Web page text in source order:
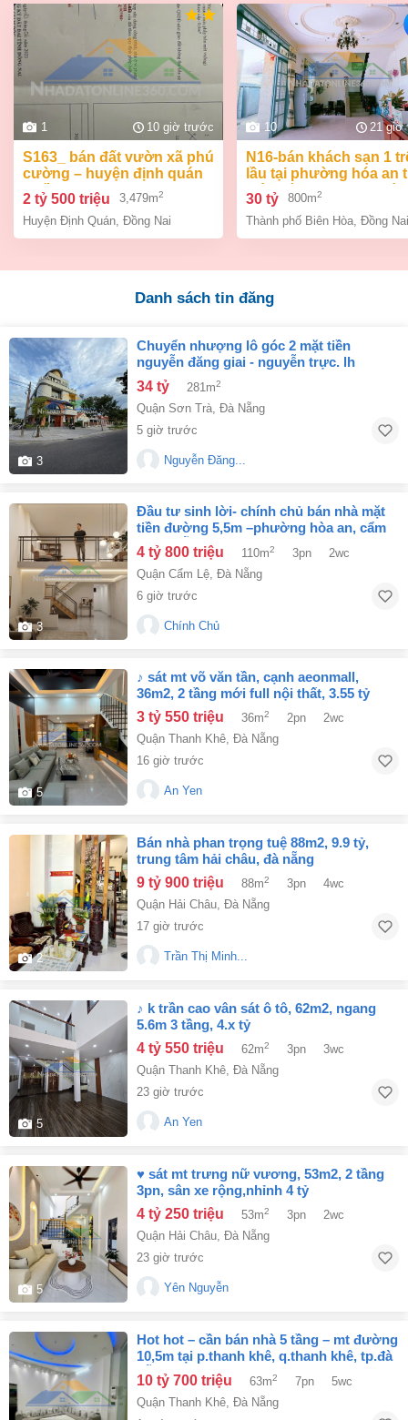
1 10 giờ trước
s163_ bán đất vườn xã phú
cường – huyện định quán
– đồng na
2 tỷ 500 triệu 3,479m2
Huyện Định Quán Đồng Nai
10 21 giờ
n16-bán khách sạn 1 trệt 2
lầu tại phường hóa an
biên hòa dt 800m2 giá
30 tỷ 800m2
Thành phố Biên Hòa Đồng Nai
Danh sách tin đăng
3
chuyển nhượng lô góc 2 mặt tiền
nguyễn đăng giai - nguyễn trực. lh
0905233234
34 tỷ 281m2
Quận Sơn Trà, Đà Nẵng
5 giờ trước
Nguyễn Đăng...
3
đầu tư sinh lời- chính chủ bán nhà mặt
tiền đường 5,5m –phường hòa an, cẩm
lệ, đà nẵng
4 tỷ 800 triệu 110m2 3pn
2wc
Quận Cẩm Lệ, Đà Nẵng
6 giờ trước
Chính Chủ
5
♪ sát mt võ văn tần, cạnh aeonmall,
36m2, 2 tầng mới full nội thất, 3.55 tỷ
3 tỷ 550 triệu 36m2 2pn
2wc
Quận Thanh Khê Đà Nẵng
16 giờ trước
An Yen
2
bán nhà phan trọng tuệ 88m2, 9.9 tỷ,
trung tâm hải châu, đà nẵng
9 tỷ 900 triệu 88m2 3pn
4wc
Quận Hải Châu Đà Nẵng
17 giờ trước
Trần Thị Minh...
5
♪ k trần cao vân sát ô tô, 62m2, ngang
5.6m 3 tầng, 4.x tỷ
4 tỷ 550 triệu 62m2 3pn
3wc
Quận Thanh Khê Đà Nẵng
23 giờ trước
An Yen
5
♥ sát mt trưng nữ vương, 53m2, 2 tầng
3pn, sân xe rộng,nhỉnh 4 tỷ
4 tỷ 250 triệu 53m2 3pn
2wc
Quận Hải Châu Đà Nẵng
23 giờ trước
Yên Nguyễn
hot hot – cần bán nhà 5 tầng – mt đường
10,5m tại p.thanh khê, q.thanh khê, tp.đà
nẵng
10 tỷ 700 triệu 63m2 7pn
5wc
Quận Thanh Khê, Đà Nẵng